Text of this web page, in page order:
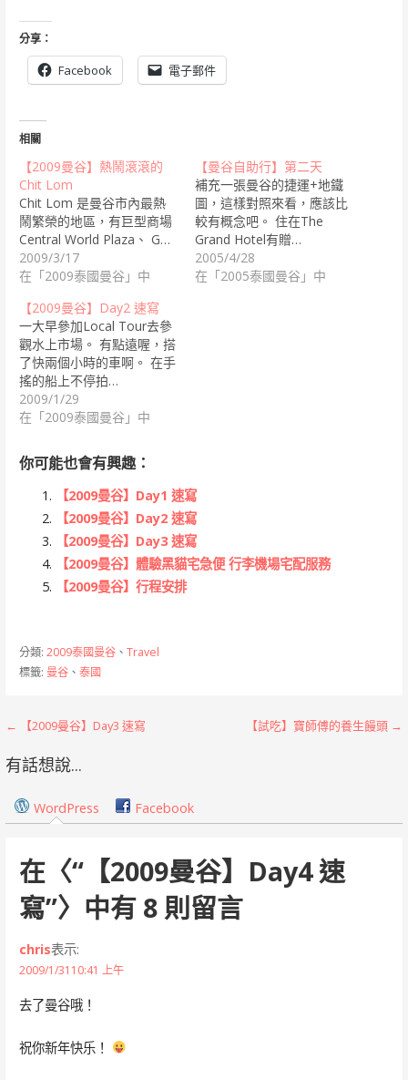
分享：
Facebook 電子郵件
相關
【2009曼谷】熱鬧滾滾的
Chit Lom
Chit Lom 是曼谷市內最熱
鬧繁榮的地區，有巨型商場
Central World Plaza、 G…
2009/3/17
在「2009泰國曼谷」中
【曼谷自助行】第二天
補充一張曼谷的捷運+地鐵
圖，這樣對照來看，應該比
較有概念吧。 住在The
Grand Hotel有贈…
2005/4/28
在「2005泰國曼谷」中
【2009曼谷】Day2 速寫
一大早參加Local Tour去參
觀水上市場。 有點遠喔，搭
了快兩個小時的車啊。 在手
搖的船上不停拍…
2009/1/29
在「2009泰國曼谷」中
你可能也會有興趣：
【2009曼谷】Day1 速寫
【2009曼谷】Day2 速寫
【2009曼谷】Day3 速寫
【2009曼谷】體驗黑貓宅急便 行李機場宅配服務
【2009曼谷】行程安排
分類: 2009泰國曼谷、 Travel
標籤: 曼谷、 泰國
文
章
導
覽
← 【2009曼谷】Day3 速寫 【試吃】寶師傅的養生饅頭 →
有話想說...
WordPress Facebook
在〈“【2009曼谷】Day4 速
寫”〉中有 8 則留言
chris表示:
2009/1/3110:41 上午
去了曼谷哦！
祝你新年快乐！